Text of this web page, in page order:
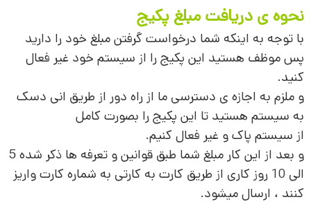
نحوه ی دریافت مبلغ پکیج
با توجه به اینکه شما درخواست گرفتن مبلغ خود را دارید
پس موظف هستید این پکیج را از سیستم خود غیر فعال
کنید.
و ملزم به اجازه ی دسترسی ما از راه دور از طریق انی دسک
به سیستم هستید تا این پکیج را بصورت کامل
از سیستم پاک و غیر فعال کنیم.
و بعد از این کار مبلغ شما طبق قوانین و تعرفه ها ذکر شده 5
الی 10 روز کاری از طریق کارت به کارتی به شماره کارت واریز
کنند ، ارسال میشود.